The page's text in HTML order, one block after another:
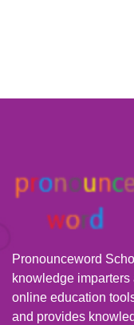
Pronounceword
knowledge
online education
and provides